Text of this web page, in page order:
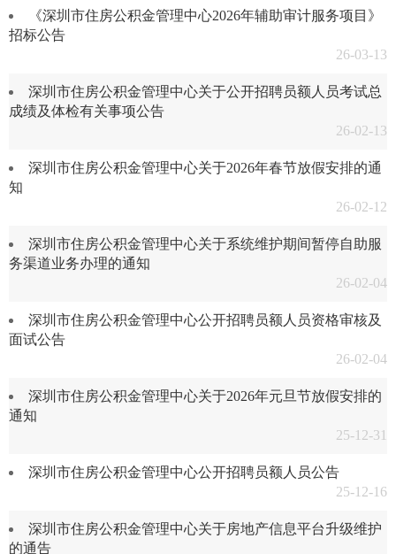
《深圳市住房公积金管理中心2026年辅助审计服务项目》
招标公告
26-03-13
深圳市住房公积金管理中心关于公开招聘员额人员考试总
成绩及体检有关事项公告
26-02-13
深圳市住房公积金管理中心关于2026年春节放假安排的通
知
26-02-12
深圳市住房公积金管理中心关于系统维护期间暂停自助服
务渠道业务办理的通知
26-02-04
深圳市住房公积金管理中心公开招聘员额人员资格审核及
面试公告
26-02-04
深圳市住房公积金管理中心关于2026年元旦节放假安排的
通知
25-12-31
深圳市住房公积金管理中心公开招聘员额人员公告
25-12-16
深圳市住房公积金管理中心关于房地产信息平台升级维护
的通告